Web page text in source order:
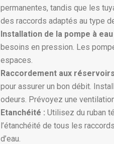
permanentes, tandis que les
des raccords adaptés au type
Installation de la pompe à eau
besoins en pression. Les
espaces.
Raccordement aux
pour assurer un bon débit.
odeurs. Prévoyez une
Etanchéité : Utilisez du ruban
l’étanchéité de tous les
d’eau.